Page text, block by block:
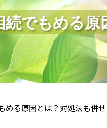
続でもめる原
める原因とは？対処法も併